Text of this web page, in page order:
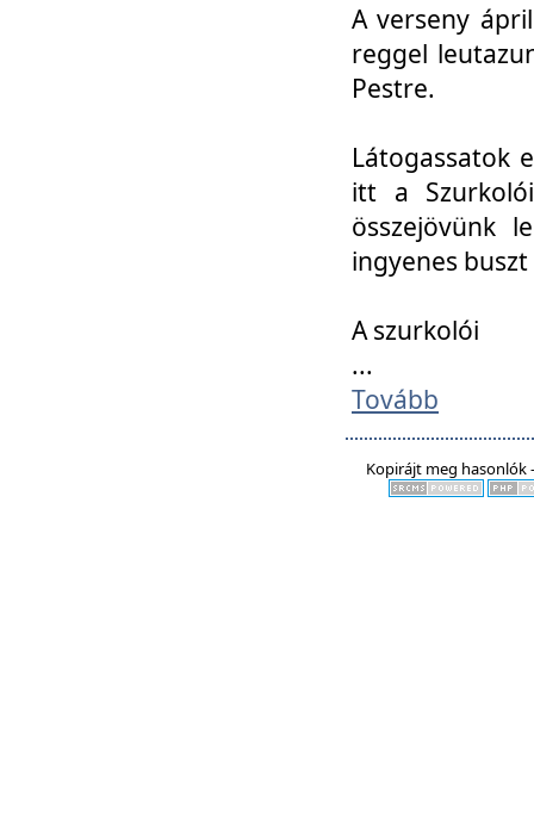
A verseny
reggel
Pestre.
Látogassatok
itt a
összejövünk
ingyenes
A szurkolói
...
Tovább
Kopirájt meg hasonlók